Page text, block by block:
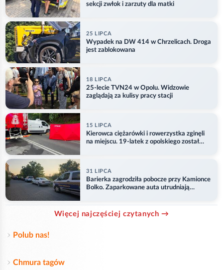
sekcji zwłok i zarzuty dla matki
25 LIPCA
Wypadek na DW 414 w Chrzelicach. Droga
jest zablokowana
18 LIPCA
25-lecie TVN24 w Opolu. Widzowie
zaglądają za kulisy pracy stacji
15 LIPCA
Kierowca ciężarówki i rowerzystka zginęli
na miejscu. 19-latek z opolskiego został
31 LIPCA
Barierka zagrodziła pobocze przy Kamionce
Bolko. Zaparkowane auta utrudniają
Więcej najczęściej czytanych →
Polub nas!
Chmura tagów